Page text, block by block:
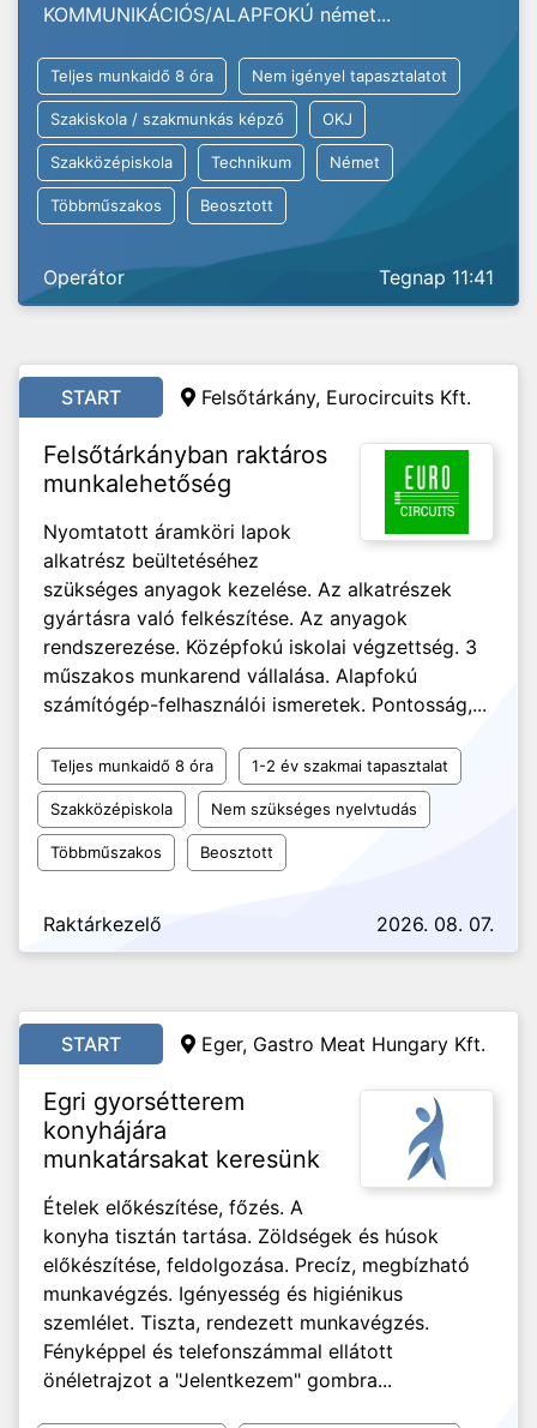
KOMMUNIKÁCIÓS/ALAPFOKÚ német...
Teljes munkaidő 8 óra Nem igényel tapasztalatot
Szakiskola / szakmunkás képző OKJ
Szakközépiskola Technikum Német
Többműszakos Beosztott
Operátor Tegnap 11:41
START Felsőtárkány, Eurocircuits Kft.
Felsőtárkányban raktáros
munkalehetőség
Nyomtatott áramköri lapok
alkatrész beültetéséhez
szükséges anyagok kezelése. Az alkatrészek
gyártásra való felkészítése. Az anyagok
rendszerezése. Középfokú iskolai végzettség. 3
műszakos munkarend vállalása. Alapfokú
számítógép-felhasználói ismeretek. Pontosság,...
Teljes munkaidő 8 óra 1-2 év szakmai tapasztalat
Szakközépiskola Nem szükséges nyelvtudás
Többműszakos Beosztott
Raktárkezelő 2026. 08. 07.
START Eger, Gastro Meat Hungary Kft.
Egri gyorsétterem
konyhájára
munkatársakat keresünk
Ételek előkészítése, főzés. A
konyha tisztán tartása. Zöldségek és húsok
előkészítése, feldolgozása. Precíz, megbízható
munkavégzés. Igényesség és higiénikus
szemlélet. Tiszta, rendezett munkavégzés.
Fényképpel és telefonszámmal ellátott
önéletrajzot a "Jelentkezem" gombra...